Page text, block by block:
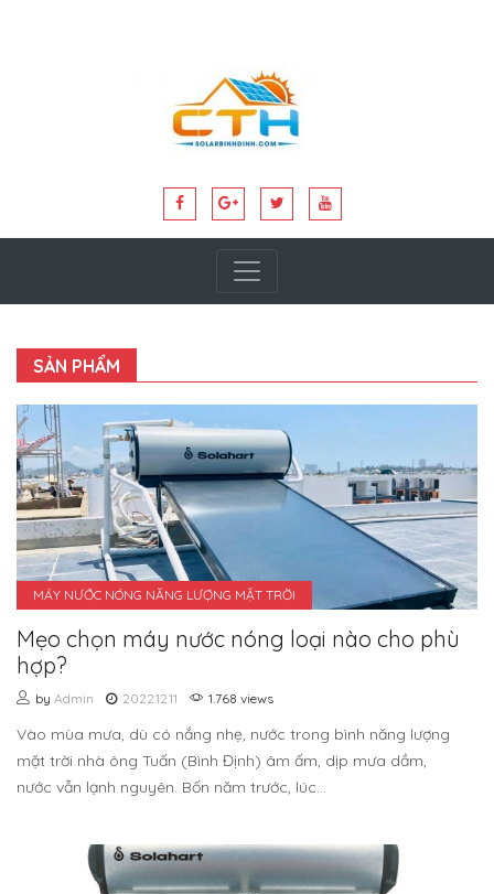
SẢN PHẨM
MÁY NƯỚC NÓNG NĂNG LƯỢNG MẶT TRỜI
Mẹo chọn máy nước nóng loại nào cho phù
hợp?
by Admin 2022.12.11 1.768 views
Vào mùa mưa, dù có nắng nhẹ, nước trong bình năng lượng
mặt trời nhà ông Tuấn (Bình Định) âm ấm, dịp mưa dầm,
nước vẫn lạnh nguyên. Bốn năm trước, lúc...